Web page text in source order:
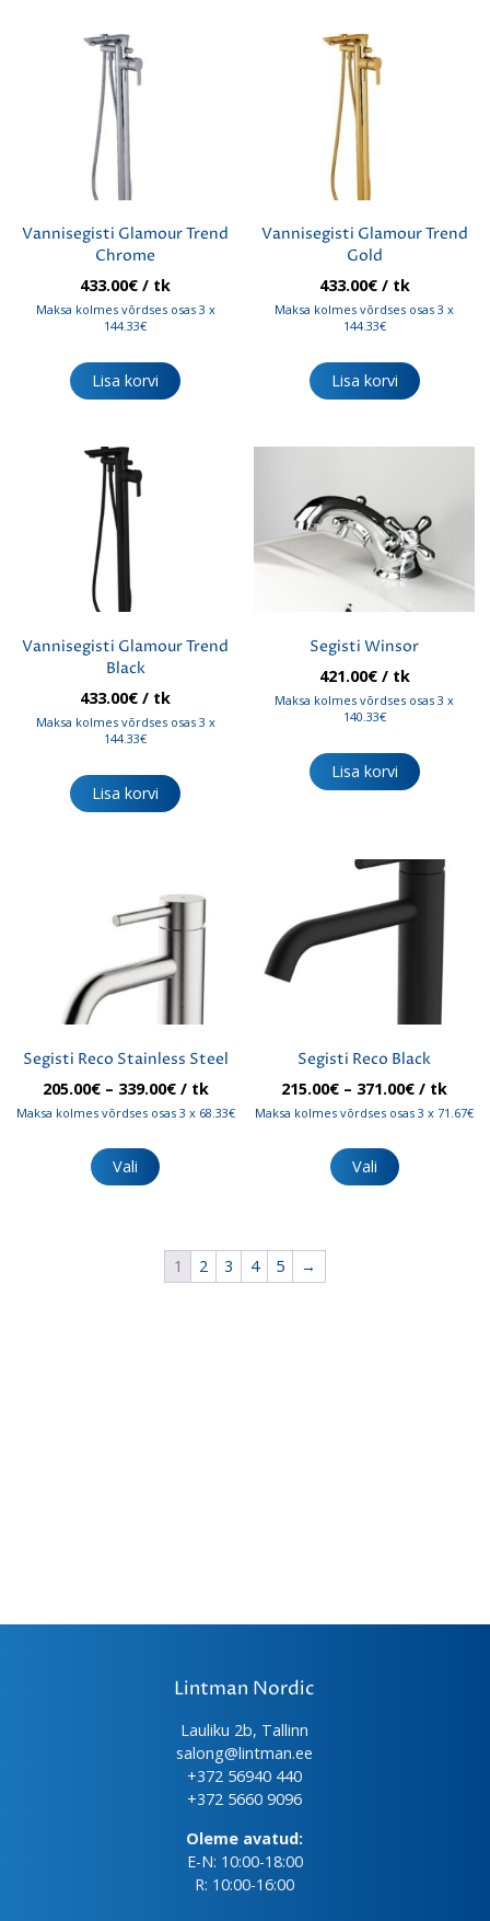
Vannisegisti Glamour Trend
Chrome
433.00€ / tk
Maksa kolmes võrdses osas 3 x
144.33€
Lisa korvi
Vannisegisti Glamour Trend
Gold
433.00€/ tk
Maksa kolmes võrdses osas 3 x
144.33€
Lisa korvi
Vannisegisti Glamour Trend
Black
433.00€ / tk
Maksa kolmes võrdses osas 3 x
144.33€
Lisa korvi
Segisti Winsor
421.00€/ tk
Maksa kolmes võrdses osas 3 x
140.33€
Lisa korvi
Segisti Reco Stainless Steel
205.00€ – 339.00€Hinnavahemik:
205.00€
/ tk
Maksa kolmes võrdses osas 3 x 68.33€
Vali
tootel
Valikuid
saab
teha
Segisti Reco Black
215.00€ – 371.00€
215.00€
/ tk
Maksa kolmes võrdses osas 3 x 71.67€
Vali
tootel
1 2 3 4 5 →
Lintman Nordic
Lauliku 2b, Tallinn
salong@lintman.ee
+372 56940 440
+372 5660 9096
Oleme avatud:
E-N: 10:00-18:00
R: 10:00-16:00